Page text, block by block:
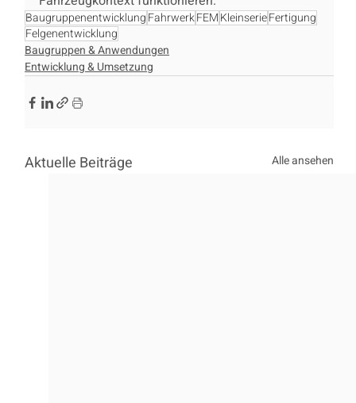
BaugruppenentwicklungFahrwerkFEMKleinserieFertigung
Felgenentwicklung
Baugruppen & Anwendungen
Entwicklung & Umsetzung
Aktuelle Beiträge Alle ansehen